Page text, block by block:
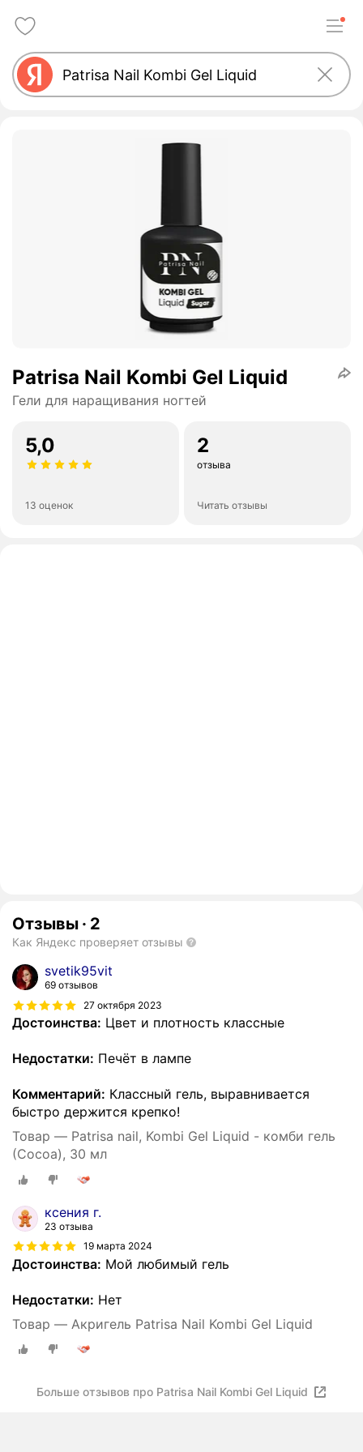
Patrisa Nail Kombi Gel Liquid
Гели для наращивания ногтей
5,0
13 оценок
2
отзыва
Читать отзывы
Отзывы · 2
Как Яндекс проверяет отзывы
svetik95vit
69 отзывов
27 октября 2023
Достоинства: Цвет и плотность классные
Недостатки: Печёт в лампе
Комментарий: Классный гель, выравнивается
быстро держится крепко!
Товар — Patrisa nail, Kombi Gel Liquid - комби гель
(Cocoa), 30 мл
ксения г.
23 отзыва
19 марта 2024
Достоинства: Мой любимый гель
Недостатки: Нет
Товар — Акригель Patrisa Nail Kombi Gel Liquid
Больше отзывов про Patrisa Nail Kombi Gel Liquid